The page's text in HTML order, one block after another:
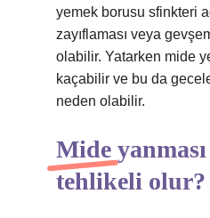
yemek borusu sfinkteri
zayıflaması veya
olabilir. Yatarken mide
kaçabilir ve bu da
neden olabilir.
Mide
tehlikeli olur?